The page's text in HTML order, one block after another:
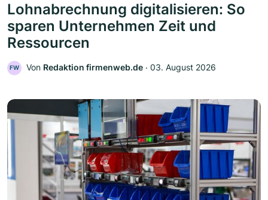
Lohnabrechnung digitalisieren: So
sparen Unternehmen Zeit und
Ressourcen
FW Von Redaktion firmenweb.de ‧ 03. August 2026